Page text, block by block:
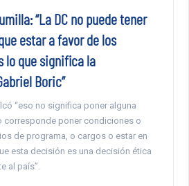
“La DC no puede tener
estar a favor de los
lo que significa la
Boric”
“eso no significa poner alguna
corresponde poner condiciones o
de programa, o cargos o estar en
esta decisión es una decisión ética
al país”.